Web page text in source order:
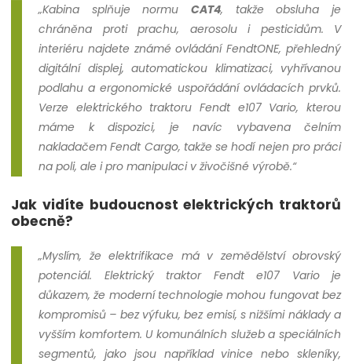
„Kabina splňuje normu CAT4, takže obsluha je
chráněna proti prachu, aerosolu i pesticidům. V
interiéru najdete známé ovládání FendtONE, přehledný
digitální displej, automatickou klimatizaci, vyhřívanou
podlahu a ergonomické uspořádání ovládacích prvků.
Verze elektrického traktoru Fendt e107 Vario, kterou
máme k dispozici, je navíc vybavena čelním
nakladačem Fendt Cargo, takže se hodí nejen pro práci
na poli, ale i pro manipulaci v živočišné výrobě.“
Jak vidíte budoucnost elektrických traktorů
obecně?
„Myslím, že elektrifikace má v zemědělství obrovský
potenciál. Elektrický traktor Fendt e107 Vario je
důkazem, že moderní technologie mohou fungovat bez
kompromisů – bez výfuku, bez emisí, s nižšími náklady a
vyšším komfortem. U komunálních služeb a speciálních
segmentů, jako jsou například vinice nebo skleníky,